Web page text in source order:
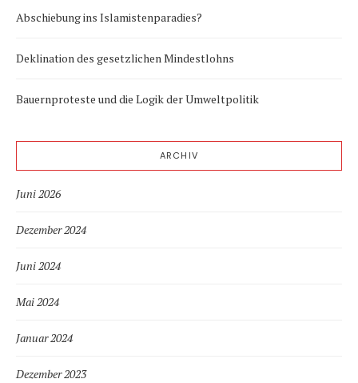
Abschiebung ins Islamistenparadies?
Deklination des gesetzlichen Mindestlohns
Bauernproteste und die Logik der Umweltpolitik
ARCHIV
Juni 2026
Dezember 2024
Juni 2024
Mai 2024
Januar 2024
Dezember 2023